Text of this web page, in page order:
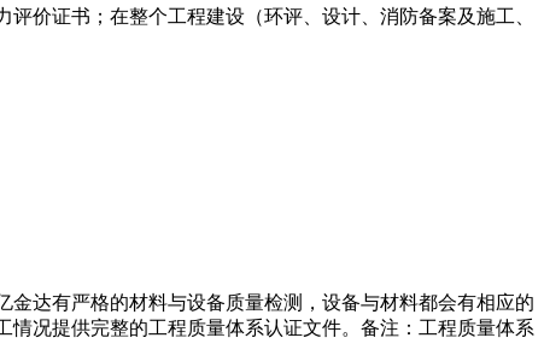
价证书；在整个工程建设（环评、设计、消防备案及施工、
达有严格的材料与设备质量检测，设备与材料都会有相应的
况提供完整的工程质量体系认证文件。备注：工程质量体系